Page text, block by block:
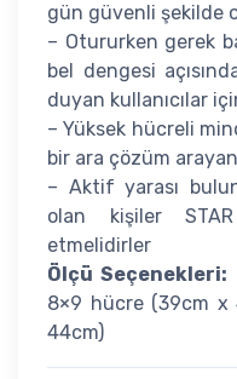
gün güvenli şekilde
– Otururken gerek
bel dengesi
duyan kullanıcılar
– Yüksek hücreli
bir ara çözüm
– Aktif yarası
olan kişiler
etmelidirler
Ölçü Seçenekleri:
8×9 hücre (39cm x
44cm)